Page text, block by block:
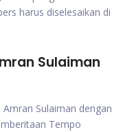
harus diselesaikan di
Sulaiman
Sulaiman dengan
Tempo